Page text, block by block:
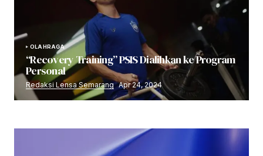
OLAHRAGA
“Recovery Training” PSIS Dialihkan ke Program
Personal
Redaksi Lensa Semarang Apr 24, 2024